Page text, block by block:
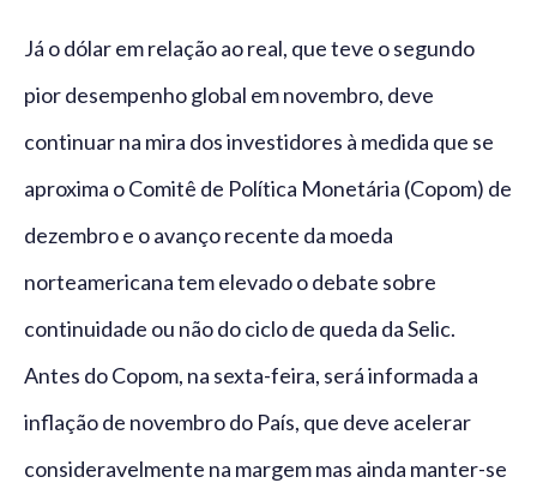
Já o dólar em relação ao real, que teve o segundo
pior desempenho global em novembro, deve
continuar na mira dos investidores à medida que se
aproxima o Comitê de Política Monetária (Copom) de
dezembro e o avanço recente da moeda
norteamericana tem elevado o debate sobre
continuidade ou não do ciclo de queda da Selic.
Antes do Copom, na sexta-feira, será informada a
inflação de novembro do País, que deve acelerar
consideravelmente na margem mas ainda manter-se